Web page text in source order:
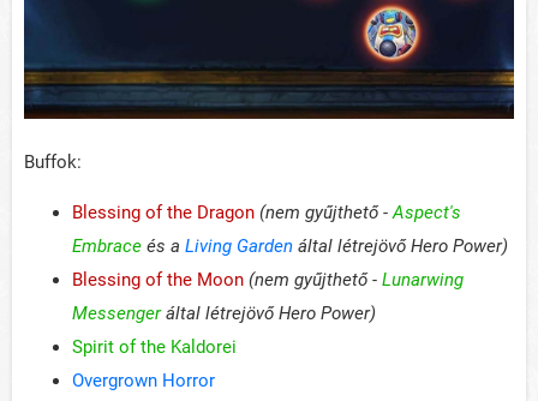
Buffok:
Blessing of the Dragon (nem gyűjthető -Aspect's
Embrace és a Living Garden által létrejövő Hero Power)
Blessing of the Moon (nem gyűjthető - Lunarwing
Messengeráltal létrejövő Hero Power)
Spirit of the Kaldorei
Overgrown Horror